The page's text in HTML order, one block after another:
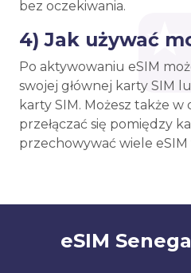
bez oczekiwania.
4) Jak używać
Po aktywowaniu eSIM
swojej głównej karty SIM
karty SIM. Możesz także
przełączać się pomiędzy
przechowywać wiele
eSIM